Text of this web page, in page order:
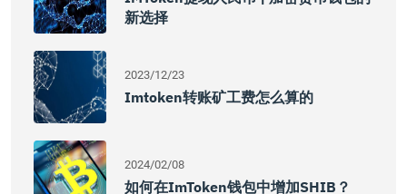
新选择
2023/12/23
Imtoken转账矿工费怎么算的
2024/02/08
如何在imToken钱包中增加SHIB？